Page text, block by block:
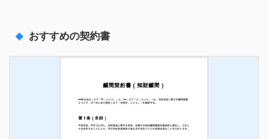
おすすめの契約書